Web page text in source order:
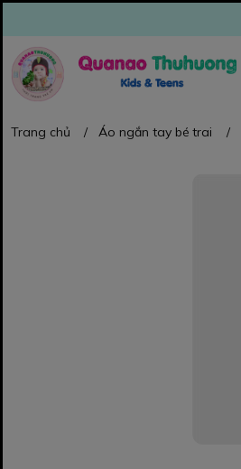
Trang chủ / Áo ngắn tay bé trai /